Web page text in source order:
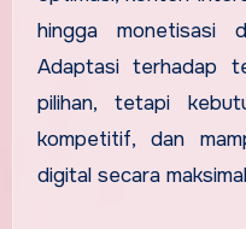
hingga monetisasi
Adaptasi terhadap
pilihan, tetapi
kompetitif, dan
digital secara